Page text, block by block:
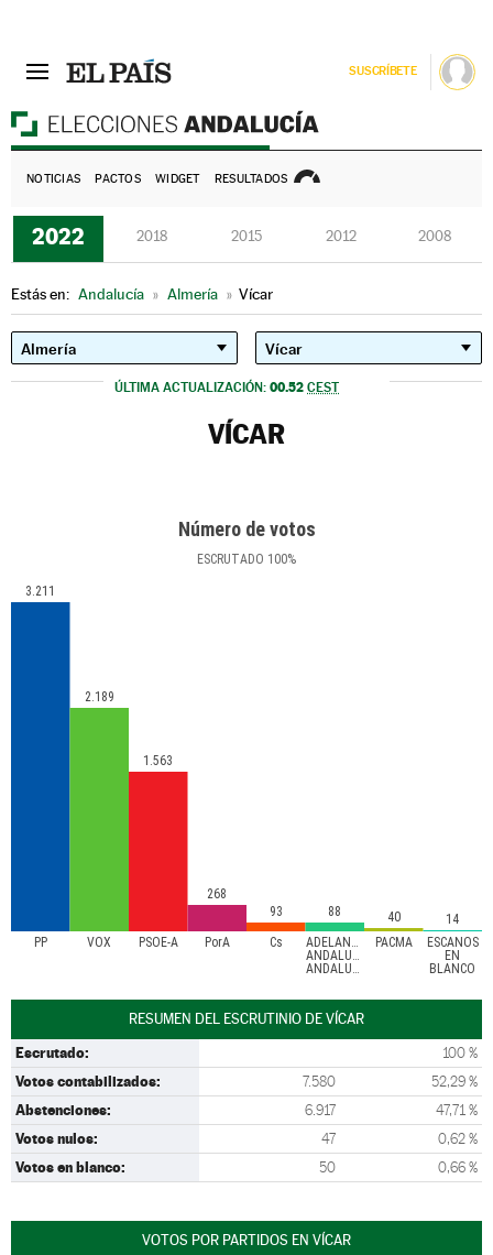
SUSCRÍBETE
NOTICIAS PACTOS WIDGET RESULTADOS
2022 2018 2015 2012 2008
Estás en: Andalucía » Almería » Vícar
ÚLTIMA ACTUALIZACIÓN: 00.52 CEST
VÍCAR
Número de votos
ESCRUTADO 100%
PP VOX PSOE-A PorA Cs
ADELANTE
ANDALUCÍA-
ANDALUCISTAS
PACMA
ESCAÑOS
EN
BLANCO
3.211
2.189
1.563
268
93
88 40 14
RESUMEN DEL ESCRUTINIO DE VÍCAR
Escrutado: 100 %
Votos contabilizados: 7.580 52,29 %
Abstenciones: 6.917 47,71 %
Votos nulos: 47 0,62 %
Votos en blanco: 50 0,66 %
VOTOS POR PARTIDOS EN VÍCAR